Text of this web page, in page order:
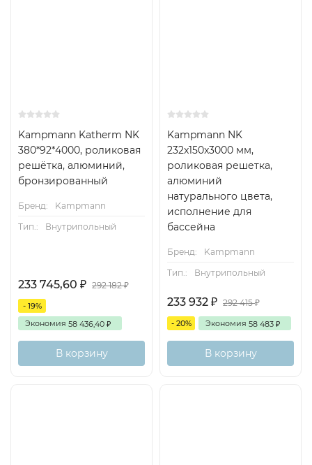
Kampmann Katherm NK
380*92*4000, роликовая
решётка, алюминий,
бронзированный
Бренд:
Kampmann
Тип.:
Внутрипольный
233 745,60 ₽ 292 182₽
- 19%
Экономия 58 436,40 ₽
В корзину
Kampmann NK
232x150x3000 мм,
роликовая решетка,
алюминий
натурального цвета,
исполнение для
бассейна
Бренд:
Kampmann
Тип.:
Внутрипольный
233 932 ₽ 292 415₽
- 20% Экономия 58 483 ₽
В корзину